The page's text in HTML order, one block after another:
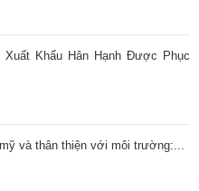
Xuất Khẩu Hân Hạnh Được Phục
và thân thiện với môi trường:...